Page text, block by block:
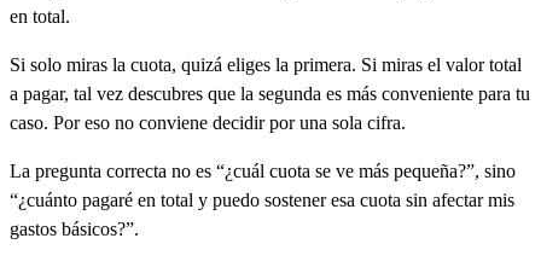
en total.
Si solo miras la cuota, quizá eliges la primera. Si miras el valor total
a pagar, tal vez descubres que la segunda es más conveniente para tu
caso. Por eso no conviene decidir por una sola cifra.
La pregunta correcta no es “¿cuál cuota se ve más pequeña?”, sino
“¿cuánto pagaré en total y puedo sostener esa cuota sin afectar mis
gastos básicos?”.